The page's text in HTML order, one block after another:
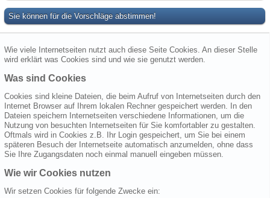
Sie können für die Vorschläge abstimmen!
Wie viele Internetseiten nutzt auch diese Seite Cookies. An dieser Stelle
wird erklärt was Cookies sind und wie sie genutzt werden.
Was sind Cookies
Cookies sind kleine Dateien, die beim Aufruf von Internetseiten durch den
Internet Browser auf Ihrem lokalen Rechner gespeichert werden. In den
Dateien speichern Internetseiten verschiedene Informationen, um die
Nutzung von besuchten Internetseiten für Sie komfortabler zu gestalten.
Oftmals wird in Cookies z.B. Ihr Login gespeichert, um Sie bei einem
späteren Besuch der Internetseite automatisch anzumelden, ohne dass
Sie Ihre Zugangsdaten noch einmal manuell eingeben müssen.
Wie wir Cookies nutzen
Wir setzen Cookies für folgende Zwecke ein: